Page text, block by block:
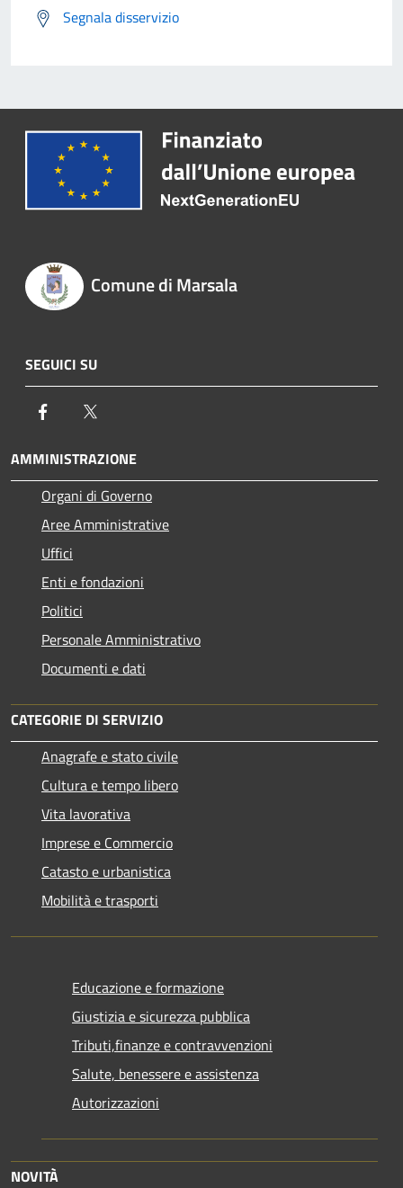
Segnala disservizio
Comune di Marsala
SEGUICI SU
Facebook
AMMINISTRAZIONE
Organi di Governo
Aree Amministrative
Uffici
Enti e fondazioni
Politici
Personale Amministrativo
Documenti e dati
CATEGORIE DI SERVIZIO
Anagrafe e stato civile
Cultura e tempo libero
Vita lavorativa
Imprese e Commercio
Catasto e urbanistica
Mobilità e trasporti
Educazione e formazione
Giustizia e sicurezza pubblica
Tributi,finanze e contravvenzioni
Salute, benessere e assistenza
Autorizzazioni
NOVITÀ